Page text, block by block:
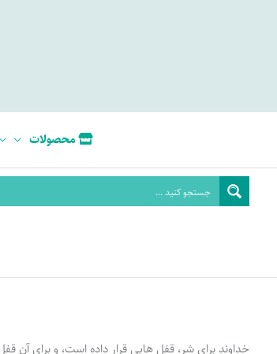
محصولات
خداوند برای شر، قفل هایی قرار داده است، و برای آن